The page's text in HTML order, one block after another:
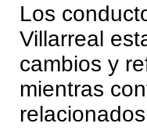
Los
Villarreal
cambios y
mientras